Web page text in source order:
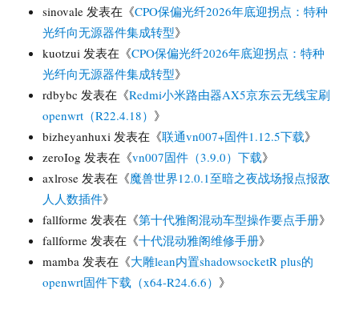
sinovale 发表在《CPO保偏光纤2026年底迎拐点：特种
光纤向无源器件集成转型》
kuotzui 发表在《CPO保偏光纤2026年底迎拐点：特种
光纤向无源器件集成转型》
rdbybc 发表在《Redmi小米路由器AX5京东云无线宝刷
openwrt（R22.4.18） 》
bizheyanhuxi 发表在《联通vn007+固件1.12.5下载》
zeroIog 发表在《vn007固件（3.9.0）下载》
axlrose 发表在《魔兽世界12.0.1至暗之夜战场报点报敌
人人数插件》
fallforme 发表在《第十代雅阁混动车型操作要点手册》
fallforme 发表在《十代混动雅阁维修手册》
mamba 发表在《大雕lean内置shadowsocketR plus的
openwrt固件下载（x64-R24.6.6） 》